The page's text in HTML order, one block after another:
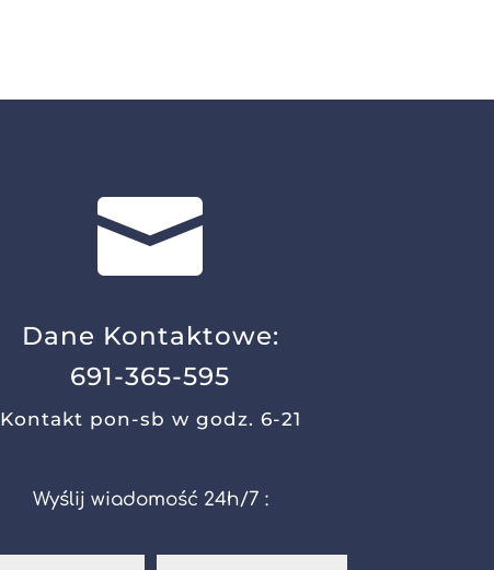

Dane Kontaktowe:
691-365-595
Kontakt pon-sb w godz. 6-21
Wyślij wiadomość 24h/7 :